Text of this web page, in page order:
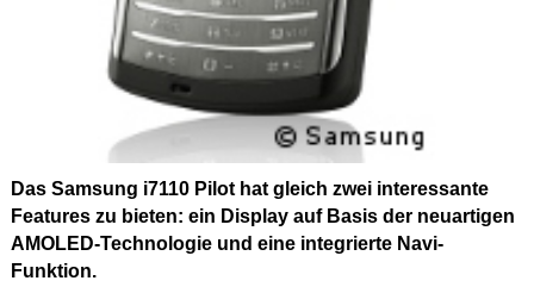
Das Samsung i7110 Pilot hat gleich zwei interessante
Features zu bieten: ein Display auf Basis der neuartigen
AMOLED-Technologie und eine integrierte Navi-
Funktion.